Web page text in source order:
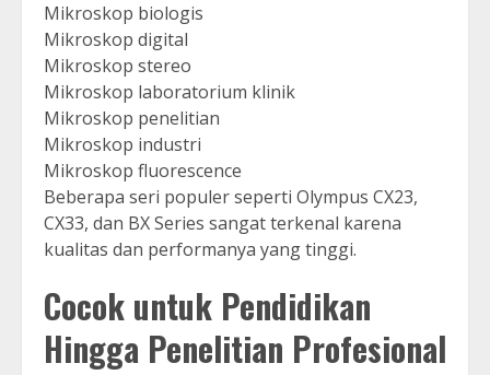
Mikroskop biologis
Mikroskop digital
Mikroskop stereo
Mikroskop laboratorium klinik
Mikroskop penelitian
Mikroskop industri
Mikroskop fluorescence
Beberapa seri populer seperti Olympus CX23,
CX33, dan BX Series sangat terkenal karena
kualitas dan performanya yang tinggi.
Cocok untuk Pendidikan
Hingga Penelitian Profesional